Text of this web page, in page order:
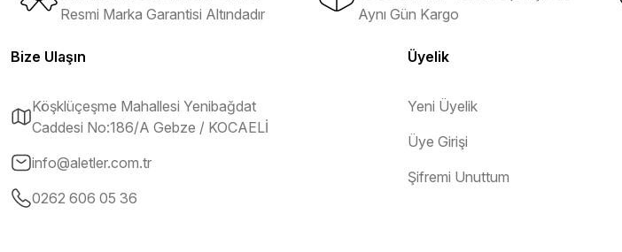
Resmi Marka Garantisi Altındadır
Aynı Gün Kargo
Bize Ulaşın
Köşklüçeşme Mahallesi Yenibağdat
Caddesi No:186/A Gebze / KOCAELİ
info@aletler.com.tr
0262 606 05 36
Üyelik
Yeni Üyelik
Üye Girişi
Şifremi Unuttum